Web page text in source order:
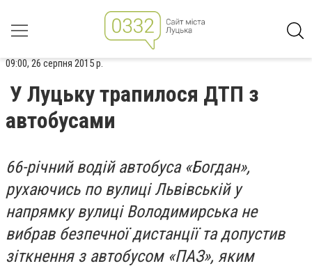
09:00, 26 серпня 2015 р.
У Луцьку трапилося ДТП з
автобусами
66-річний водій автобуса «Богдан»,
рухаючись по вулиці Львівській у
напрямку вулиці Володимирська не
вибрав безпечної дистанції та допустив
зіткнення з автобусом «ПАЗ», яким